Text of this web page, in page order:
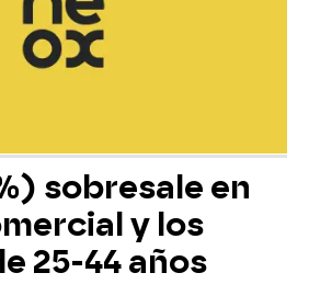
sobresale en
y los
25-44 años